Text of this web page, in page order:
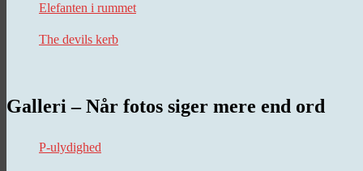
Elefanten i rummet
The devils kerb
Galleri – Når fotos siger mere end ord
P-ulydighed